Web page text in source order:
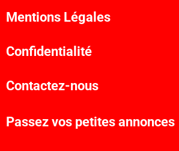
Mentions Légales
Confidentialité
Contactez-nous
Passez vos petites annonces